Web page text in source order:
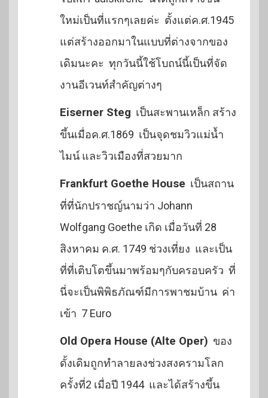
ใหม่เป็นที่แรกๆเลยค่ะ ตั้งแต่ค.ศ.1945
แต่สร้างออกมาในแบบที่ต่างจากของ
เดิมนะคะ ทุกวันนี้ใช้โบถน์นี้เป็นที่จัด
งานอีเวนท์สำคัญต่างๆ
Eiserner Steg เป็นสะพานเหล็ก สร้าง
ขึ้นเมื่อค.ศ.1869 เป็นจุดชมวิวแม่น้ำ
ไมน์ และวิวเมืองที่สวยมาก
Frankfurt Goethe House เป็นสถาน
ที่ที่นักปราชญ์นามว่า Johann
Wolfgang Goethe เกิด เมื่อวันที่ 28
สิงหาคม ค.ศ. 1749 ช่วงเที่ยง และเป็น
ที่ที่เติบโตขึ้นมาพร้อมๆกับครอบครัว ที่
นี่จะเป็นพิพิธภัณฑ์มีการพาชมบ้าน ค่า
เข้า 7 Euro
Old Opera House (Alte Oper) ของ
ดั้งเดิมถูกทำลายลงช่วงสงครามโลก
ครั้งที่2 เมื่อปี 1944 และได้สร้างขึ้น